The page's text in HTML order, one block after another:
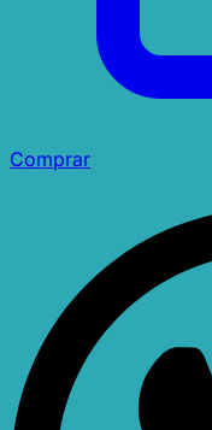
Comprar